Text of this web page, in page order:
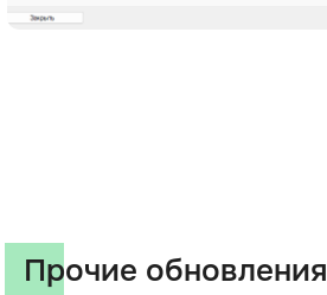
Прочие обновления